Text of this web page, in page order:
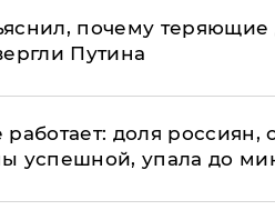
почему теряющие
Путина
доля россиян,
успешной, упала до